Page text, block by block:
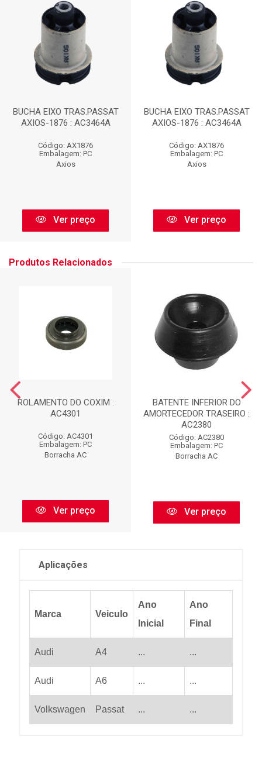
BUCHA EIXO TRAS.PASSAT
AXIOS-1876 : AC3464A
Código: AX1876
Embalagem: PC
Axios
Ver preço
BUCHA EIXO TRAS.PASSAT
AXIOS-1876 : AC3464A
Código: AX1876
Embalagem: PC
Axios
Ver preço
Produtos Relacionados
ROLAMENTO DO COXIM :
AC4301
Código: AC4301
Embalagem: PC
Borracha AC
Ver preço
BATENTE INFERIOR DO
AMORTECEDOR TRASEIRO :
AC2380
Código: AC2380
Embalagem: PC
Borracha AC
Ver preço
Aplicações
Marca Veiculo
Ano
Inicial
Ano
Final
Audi A4 ... ...
Audi A6 ... ...
Volkswagen Passat ... ...